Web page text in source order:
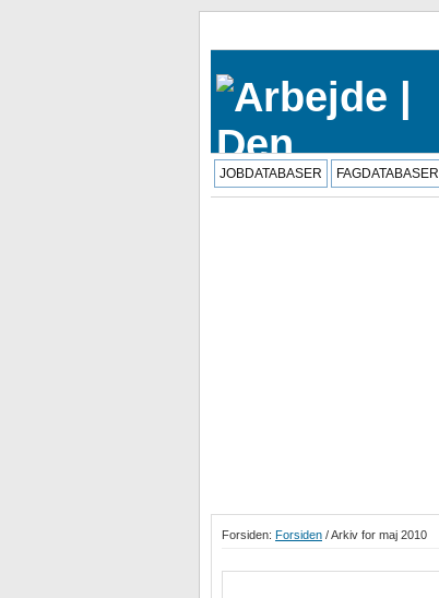
JOBDATABASER FAGDATABASER
Forsiden: Forsiden / Arkiv for maj 2010